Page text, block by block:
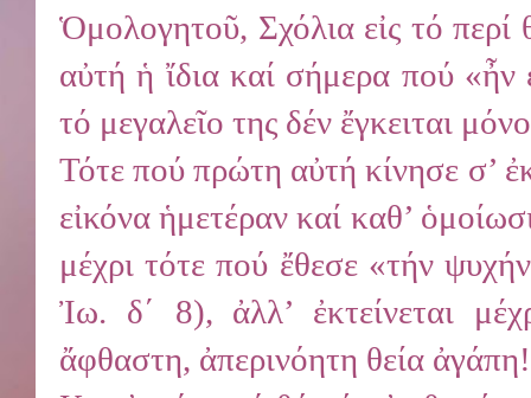
Ὁμολογητοῦ, Σχόλια εἰς τό
αὐτή ἡ ἴδια καί σήμερα πού
τό μεγαλεῖο της δέν ἔγκειται
Τότε πού πρώτη αὐτή κίνησε σ’
εἰκόνα ἡμετέραν καί καθ’
μέχρι τότε πού ἔθεσε «τήν
Ἰω. δ΄ 8), ἀλλ’ ἐκτείνεται
ἄφθαστη, ἀπερινόητη θεία